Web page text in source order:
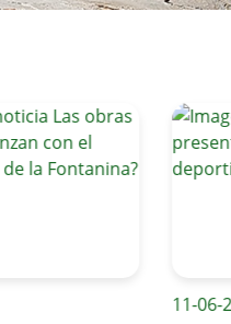
11-06-2026